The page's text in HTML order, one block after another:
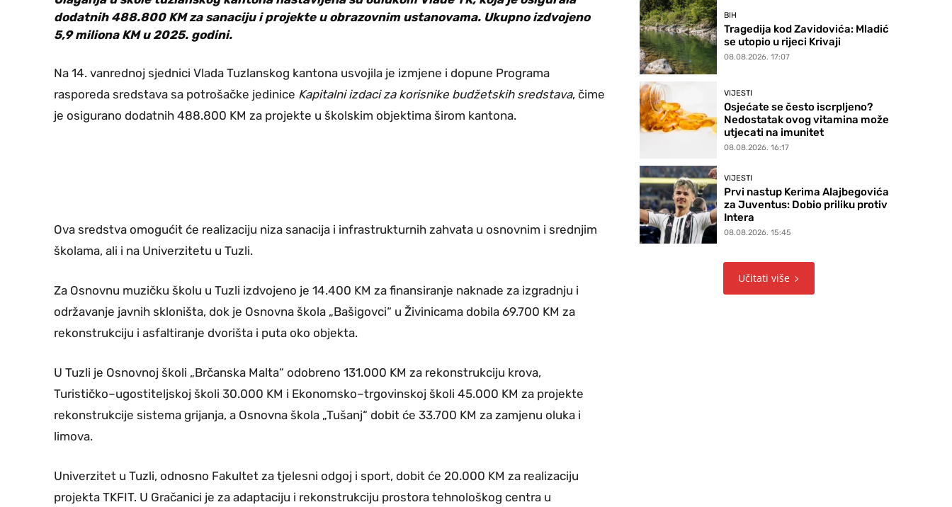
dodatnih 488.800 KM za sanaciju i projekte u obrazovnim ustanovama. Ukupno izdvojeno
5,9 miliona KM u 2025. godini.
Na 14. vanrednoj sjednici Vlada Tuzlanskog kantona usvojila je izmjene i dopune Programa
rasporeda sredstava sa potrošačke jedinice Kapitalni izdaci za korisnike budžetskih sredstava, čime
je osigurano dodatnih 488.800 KM za projekte u školskim objektima širom kantona.
Ova sredstva omogućit će realizaciju niza sanacija i infrastrukturnih zahvata u osnovnim i srednjim
školama, ali i na Univerzitetu u Tuzli.
Za Osnovnu muzičku školu u Tuzli izdvojeno je 14.400 KM za finansiranje naknade za izgradnju i
održavanje javnih skloništa, dok je Osnovna škola „Bašigovci“ u Živinicama dobila 69.700 KM za
rekonstrukciju i asfaltiranje dvorišta i puta oko objekta.
U Tuzli je Osnovnoj školi „Brčanska Malta“ odobreno 131.000 KM za rekonstrukciju krova,
Turističko–ugostiteljskoj školi 30.000 KM i Ekonomsko–trgovinskoj školi 45.000 KM za projekte
rekonstrukcije sistema grijanja, a Osnovna škola „Tušanj“ dobit će 33.700 KM za zamjenu oluka i
limova.
Univerzitet u Tuzli, odnosno Fakultet za tjelesni odgoj i sport, dobit će 20.000 KM za realizaciju
projekta TKFIT. U Gračanici je za adaptaciju i rekonstrukciju prostora tehnološkog centra u
BIH
Tragedija kod Zavidovića: Mladić
se utopio u rijeci Krivaji
08.08.2026. 17:07
VIJESTI
Osjećate se često iscrpljeno?
Nedostatak ovog vitamina može
utjecati na imunitet
08.08.2026. 16:17
VIJESTI
Prvi nastup Kerima Alajbegovića
za Juventus: Dobio priliku protiv
Intera
08.08.2026. 15:45
Učitati više